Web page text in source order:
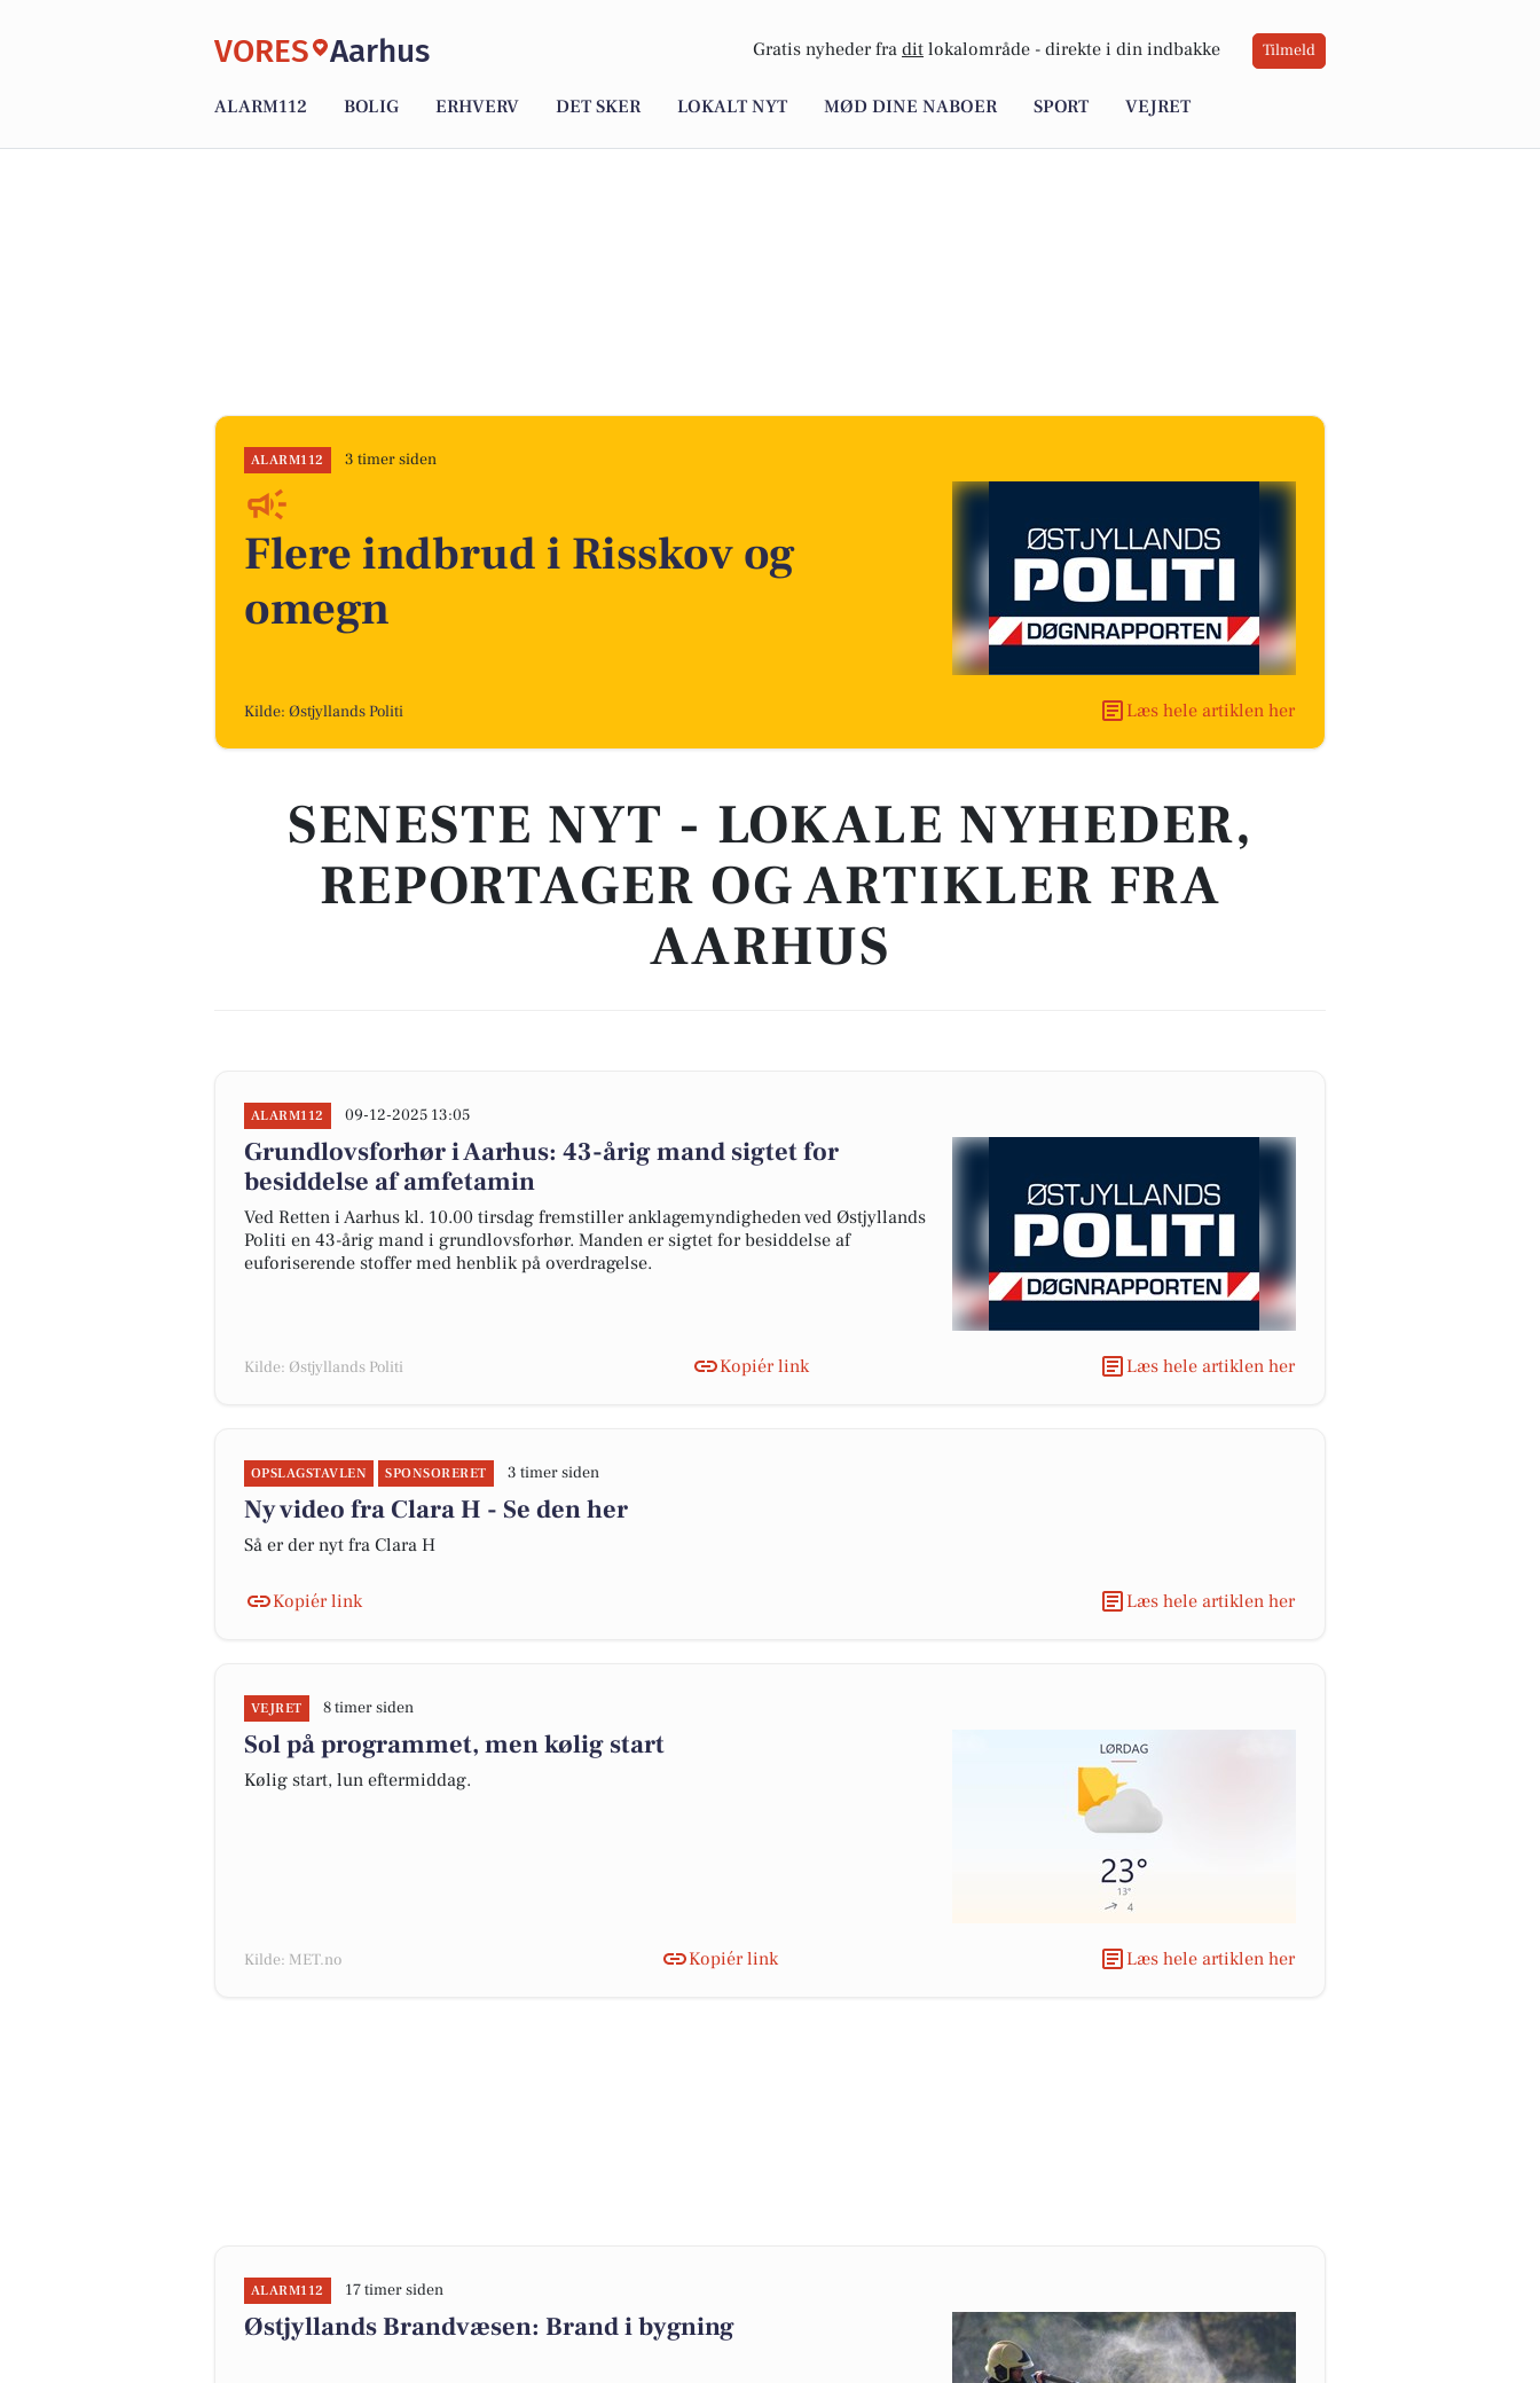
VORES Aarhus Gratis nyheder fra dit lokalområde - direkte i din indbakke Tilmeld
ALARM112 BOLIG ERHVERV DET SKER LOKALT NYT MØD DINE NABOER SPORT VEJRET
ALARM112 3 timer siden
Flere indbrud i Risskov og
omegn
Kilde: Østjyllands Politi Læs hele artiklen her
SENESTE NYT - LOKALE NYHEDER,
REPORTAGER OG ARTIKLER FRA
AARHUS
ALARM112 09-12-2025 13:05
Grundlovsforhør i Aarhus: 43-årig mand sigtet for
besiddelse af amfetamin
Ved Retten i Aarhus kl. 10.00 tirsdag fremstiller anklagemyndigheden ved Østjyllands
Politi en 43-årig mand i grundlovsforhør. Manden er sigtet for besiddelse af
euforiserende stoffer med henblik på overdragelse.
Kilde: Østjyllands Politi Kopiér link Læs hele artiklen her
OPSLAGSTAVLEN SPONSORERET 3 timer siden
Ny video fra Clara H - Se den her
Så er der nyt fra Clara H
Kopiér link Læs hele artiklen her
VEJRET 8 timer siden
Sol på programmet, men kølig start
Kølig start, lun eftermiddag.
Kilde: MET.no Kopiér link Læs hele artiklen her
ALARM112 17 timer siden
Østjyllands Brandvæsen: Brand i bygning